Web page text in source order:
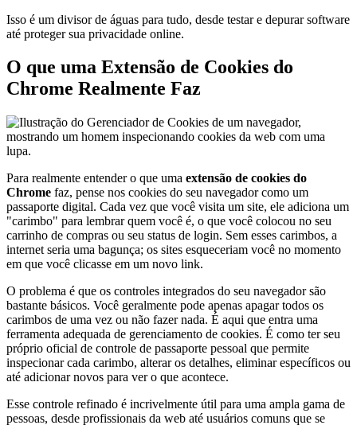
Isso é um divisor de águas para tudo, desde testar e depurar software
até proteger sua privacidade online.
O que uma Extensão de Cookies do
Chrome Realmente Faz
Para realmente entender o que uma extensão de cookies do
Chrome faz, pense nos cookies do seu navegador como um
passaporte digital. Cada vez que você visita um site, ele adiciona um
"carimbo" para lembrar quem você é, o que você colocou no seu
carrinho de compras ou seu status de login. Sem esses carimbos, a
internet seria uma bagunça; os sites esqueceriam você no momento
em que você clicasse em um novo link.
O problema é que os controles integrados do seu navegador são
bastante básicos. Você geralmente pode apenas apagar todos os
carimbos de uma vez ou não fazer nada. É aqui que entra uma
ferramenta adequada de gerenciamento de cookies. É como ter seu
próprio oficial de controle de passaporte pessoal que permite
inspecionar cada carimbo, alterar os detalhes, eliminar específicos ou
até adicionar novos para ver o que acontece.
Esse controle refinado é incrivelmente útil para uma ampla gama de
pessoas, desde profissionais da web até usuários comuns que se